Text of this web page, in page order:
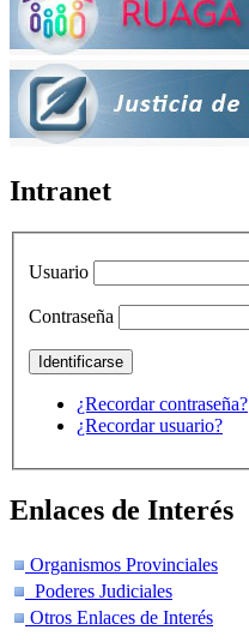
Intranet
Usuario
Contraseña
¿Recordar contraseña?
¿Recordar usuario?
Enlaces de Interés
Organismos Provinciales
Poderes Judiciales
Otros Enlaces de Interés